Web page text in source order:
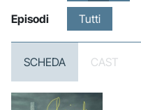
Episodi Tutti
SCHEDA CAST